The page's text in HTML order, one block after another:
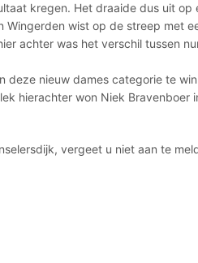
kregen. Het draaide dus uit op
Wingerden wist op de streep met
achter was het verschil tussen
deze nieuw dames categorie te
hierachter won Niek Bravenboer
vergeet u niet aan te